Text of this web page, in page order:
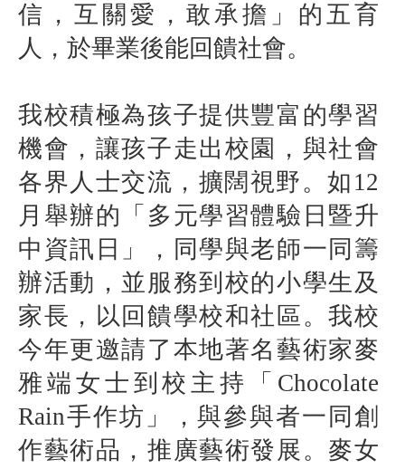
信，互關愛，敢承擔」的五育
人，於畢業後能回饋社會。
我校積極為孩子提供豐富的學習
機會，讓孩子走出校園，與社會
各界人士交流，擴闊視野。如 12
月舉辦的「多元學習體驗日暨升
中資訊日」，同學與老師一同籌
辦活動，並服務到校的小學生及
家長，以回饋學校和社區。我校
今年更邀請了本地著名藝術家麥
雅端女士到校主持「 Chocolate
Rain手作坊」，與參與者一同創
作藝術品，推廣藝術發展。麥女